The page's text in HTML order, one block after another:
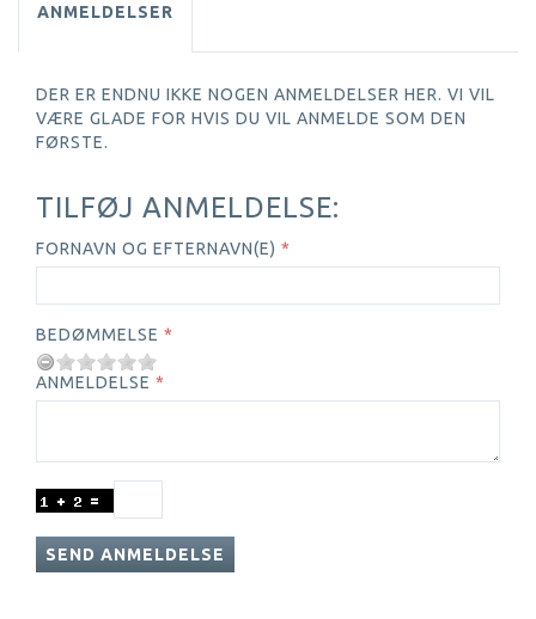
ANMELDELSER
DER ER ENDNU IKKE NOGEN ANMELDELSER HER. VI VIL
VÆRE GLADE FOR HVIS DU VIL ANMELDE SOM DEN
FØRSTE.
TILFØJ ANMELDELSE:
FORNAVN OG EFTERNAVN(E)
BEDØMMELSE
ANMELDELSE
SEND ANMELDELSE